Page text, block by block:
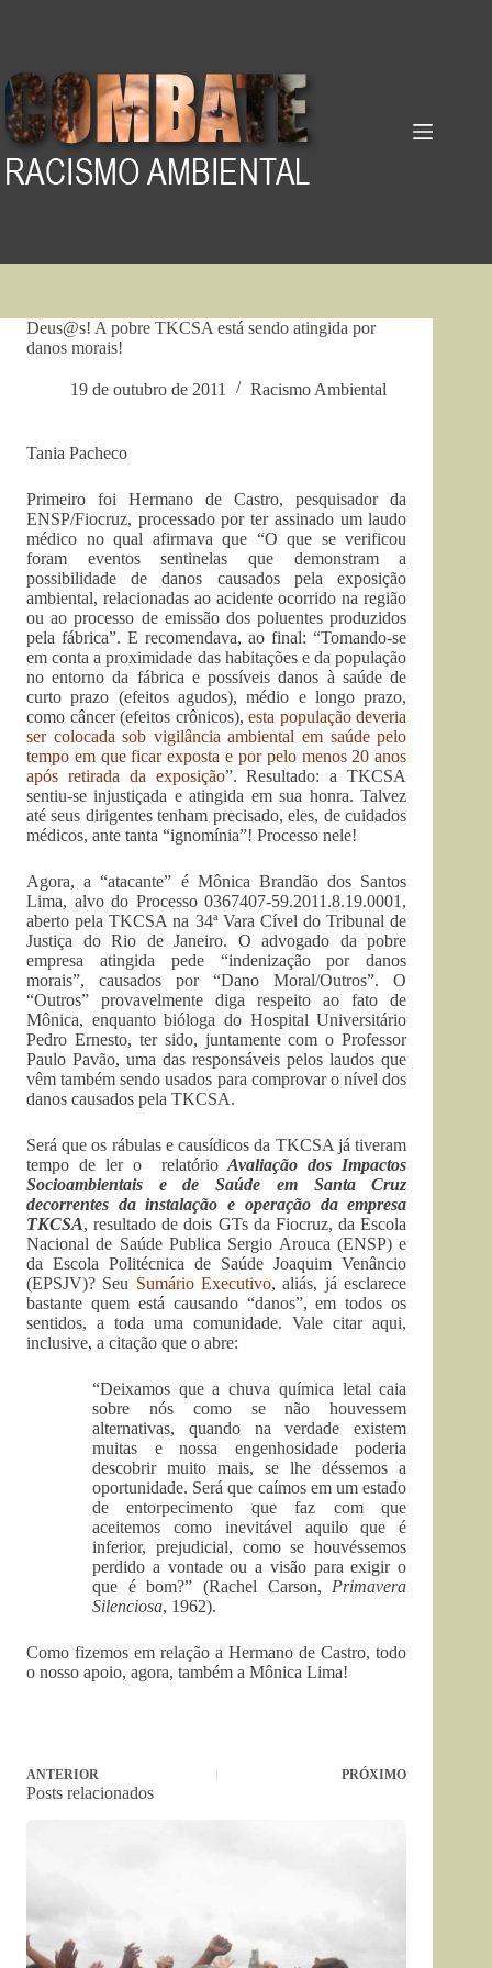
Deus@s! A pobre TKCSA está sendo atingida por
danos morais!
19 de outubro de 2011 Racismo Ambiental
Tania Pacheco
Primeiro foi Hermano de Castro, pesquisador da
ENSP/Fiocruz, processado por ter assinado um laudo
médico no qual afirmava que “O que se verificou
foram eventos sentinelas que demonstram a
possibilidade de danos causados pela exposição
ambiental, relacionadas ao acidente ocorrido na região
ou ao processo de emissão dos poluentes produzidos
pela fábrica”. E recomendava, ao final: “Tomando-se
em conta a proximidade das habitações e da população
no entorno da fábrica e possíveis danos à saúde de
curto prazo (efeitos agudos), médio e longo prazo,
como câncer (efeitos crônicos),esta população deveria
ser colocada sob vigilância ambiental em saúde pelo
tempo em que ficar exposta e por pelo menos 20 anos
após retirada da exposição”. Resultado: a TKCSA
sentiu-se injustiçada e atingida em sua honra. Talvez
até seus dirigentes tenham precisado, eles, de cuidados
médicos, ante tanta “ignomínia”! Processo nele!
Agora, a “atacante” é Mônica Brandão dos Santos
Lima, alvo do Processo 0367407-59.2011.8.19.0001,
aberto pela TKCSA na 34ª Vara Cível do Tribunal de
Justiça do Rio de Janeiro. O advogado da pobre
empresa atingida pede “indenização por danos
morais”, causados por “Dano Moral/Outros”. O
“Outros” provavelmente diga respeito ao fato de
Mônica, enquanto bióloga do Hospital Universitário
Pedro Ernesto, ter sido, juntamente com o Professor
Paulo Pavão, uma das responsáveis pelos laudos que
vêm também sendo usados para comprovar o nível dos
danos causados pela TKCSA.
Será que os rábulas e causídicos da TKCSA já tiveram
tempo de ler o relatórioAvaliação dos Impactos
Socioambientais e de Saúde em Santa Cruz
decorrentes da instalação e operação da empresa
TKCSA, resultado de dois GTs da Fiocruz, da Escola
Nacional de Saúde Publica Sergio Arouca (ENSP) e
da Escola Politécnica de Saúde Joaquim Venâncio
(EPSJV)? Seu Sumário Executivo, aliás, já esclarece
bastante quem está causando “danos”, em todos os
sentidos, a toda uma comunidade. Vale citar aqui,
inclusive, a citação que o abre:
“Deixamos que a chuva química letal caia
sobre nós como se não houvessem
alternativas, quando na verdade existem
muitas e nossa engenhosidade poderia
descobrir muito mais, se lhe déssemos a
oportunidade. Será que caímos em um estado
de entorpecimento que faz com que
aceitemos como inevitável aquilo que é
inferior, prejudicial, como se houvéssemos
perdido a vontade ou a visão para exigir o
que é bom?” (Rachel Carson, Primavera
Silenciosa, 1962).
Como fizemos em relação a Hermano de Castro, todo
o nosso apoio, agora, também a Mônica Lima!
ANTERIOR PRÓXIMO
Posts relacionados